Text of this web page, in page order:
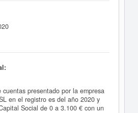
cuentas presentado por la empresa
en el registro es del año 2020 y
Social de 0 a 3.100 € con un